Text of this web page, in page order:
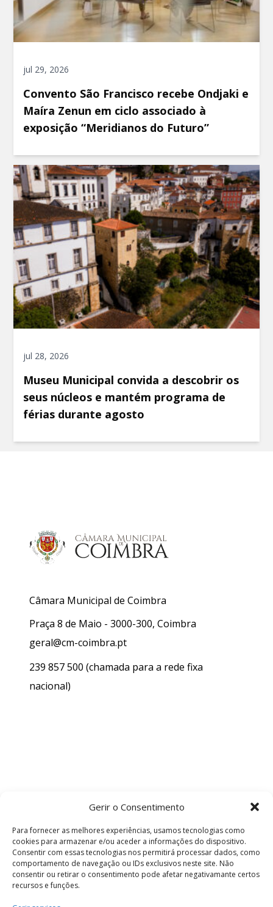
Gerir o Consentimento
Para fornecer as melhores experiências, usamos tecnologias como
cookies para armazenar e/ou aceder a informações do dispositivo.
Consentir com essas tecnologias nos permitirá processar dados, como
comportamento de navegação ou IDs exclusivos neste site. Não
consentir ou retirar o consentimento pode afetar negativamante certos
recursos e funções.
jul 29, 2026
Convento São Francisco recebe Ondjaki e
Maíra Zenun em ciclo associado à
exposição “Meridianos do Futuro”
jul 28, 2026
Museu Municipal convida a descobrir os
seus núcleos e mantém programa de
férias durante agosto
Câmara Municipal de Coimbra
Praça 8 de Maio - 3000-300, Coimbra
geral@cm-coimbra.pt
239 857 500 (chamada para a rede fixa
nacional)